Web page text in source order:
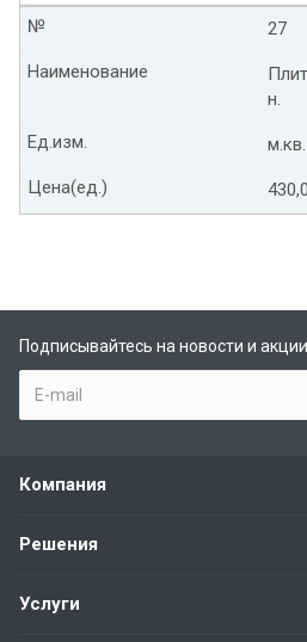
27
№
н.
Наименование
м.кв.
Ед.изм.
Цена(ед.)
Подписывайтесь на новости и
Компания
Решения
Услуги